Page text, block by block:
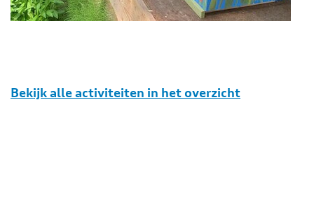
Bekijk alle activiteiten in het overzicht